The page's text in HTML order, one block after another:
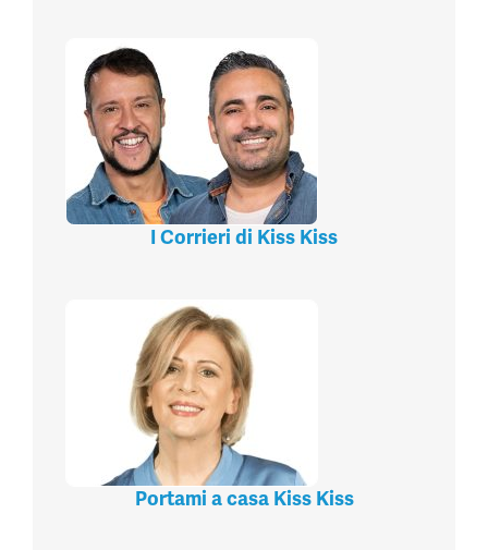
I Corrieri di Kiss Kiss
Portami a casa Kiss Kiss